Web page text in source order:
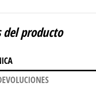
del producto